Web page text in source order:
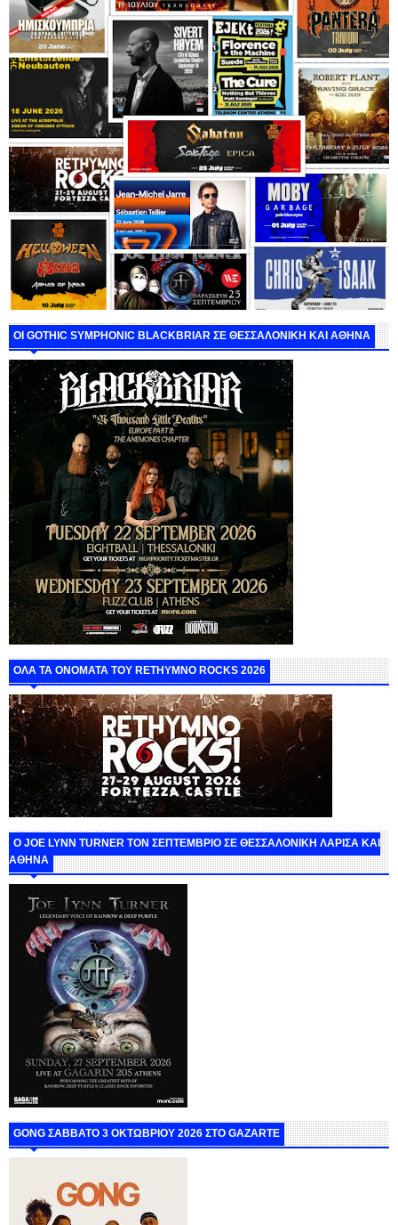
ΟΙ GOTHIC SYMPHONIC BLACKBRIAR ΣΕ ΘΕΣΣΑΛΟΝΙΚΗ ΚΑΙ ΑΘΗΝΑ
ΟΛΑ ΤΑ ΟΝΟΜΑΤΑ ΤΟΥ RETHYMNO ROCKS 2026
O JOE LYNN TURNER ΤΟΝ ΣΕΠΤΕΜΒΡΙΟ ΣΕ ΘΕΣΣΑΛΟΝΙΚΗ ΛΑΡΙΣΑ ΚΑΙ
ΑΘΗΝΑ
GONG ΣΑΒΒΑΤΟ 3 ΟΚΤΩΒΡΙΟΥ 2026 ΣΤΟ GAZARTE